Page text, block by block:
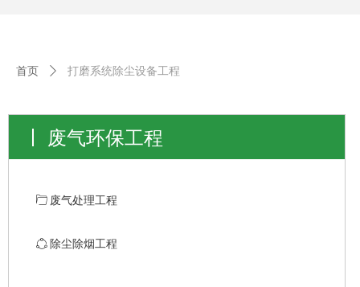
首页 ꄲ 打磨系统除尘设备工程
ꄁ 废气处理工程
ꁢ 除尘除烟工程
废气环保工程